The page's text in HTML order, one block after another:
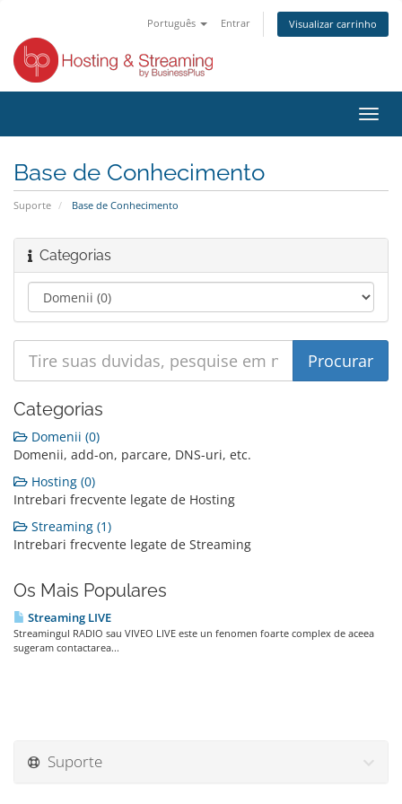
Português Entrar Visualizar carrinho
Base de Conhecimento
Suporte Base de Conhecimento
Categorias
Categorias
Domenii (0)
Domenii, add-on, parcare, DNS-uri, etc.
Hosting (0)
Intrebari frecvente legate de Hosting
Streaming (1)
Intrebari frecvente legate de Streaming
Os Mais Populares
Streaming LIVE
Streamingul RADIO sau VIVEO LIVE este un fenomen foarte complex de aceea
sugeram contactarea...
Suporte